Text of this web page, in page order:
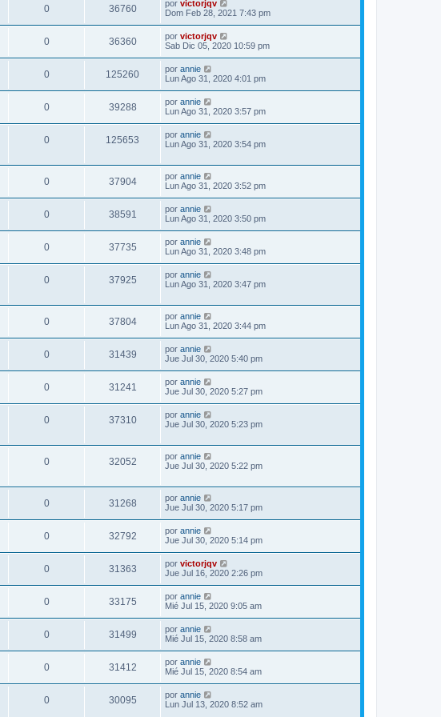
0 36760 por victorjqv
Dom Feb 28, 2021 7:43 pm
0 36360 por victorjqv
Sab Dic 05, 2020 10:59 pm
0 125260 por annie
Lun Ago 31, 2020 4:01 pm
0 39288 por annie
Lun Ago 31, 2020 3:57 pm
0 125653 por annie
Lun Ago 31, 2020 3:54 pm
0 37904 por annie
Lun Ago 31, 2020 3:52 pm
0 38591 por annie
Lun Ago 31, 2020 3:50 pm
0 37735 por annie
Lun Ago 31, 2020 3:48 pm
0 37925 por annie
Lun Ago 31, 2020 3:47 pm
0 37804 por annie
Lun Ago 31, 2020 3:44 pm
0 31439 por annie
Jue Jul 30, 2020 5:40 pm
0 31241 por annie
Jue Jul 30, 2020 5:27 pm
0 37310 por annie
Jue Jul 30, 2020 5:23 pm
0 32052 por annie
Jue Jul 30, 2020 5:22 pm
0 31268 por annie
Jue Jul 30, 2020 5:17 pm
0 32792 por annie
Jue Jul 30, 2020 5:14 pm
0 31363 por victorjqv
Jue Jul 16, 2020 2:26 pm
0 33175 por annie
Mié Jul 15, 2020 9:05 am
0 31499 por annie
Mié Jul 15, 2020 8:58 am
0 31412 por annie
Mié Jul 15, 2020 8:54 am
0 30095 por annie
Lun Jul 13, 2020 8:52 am